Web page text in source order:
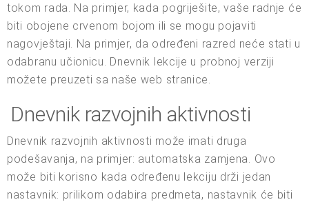
tokom rada. Na primjer, kada pogriješite, vaše radnje će
biti obojene crvenom bojom ili se mogu pojaviti
nagovještaji. Na primjer, da određeni razred neće stati u
odabranu učionicu. Dnevnik lekcije u probnoj verziji
možete preuzeti sa naše web stranice.
Dnevnik razvojnih aktivnosti
Dnevnik razvojnih aktivnosti može imati druga
podešavanja, na primjer: automatska zamjena. Ovo
može biti korisno kada određenu lekciju drži jedan
nastavnik: prilikom odabira predmeta, nastavnik će biti